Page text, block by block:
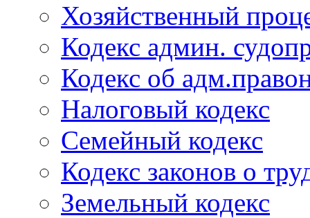
Хозяйственный
Кодекс админ.
Кодекс об
Налоговый кодекс
Семейный кодекс
Кодекс законов о
Земельный кодекс